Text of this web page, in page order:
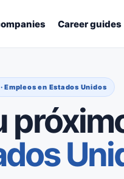
Career guides
Empleos en Estados Unidos